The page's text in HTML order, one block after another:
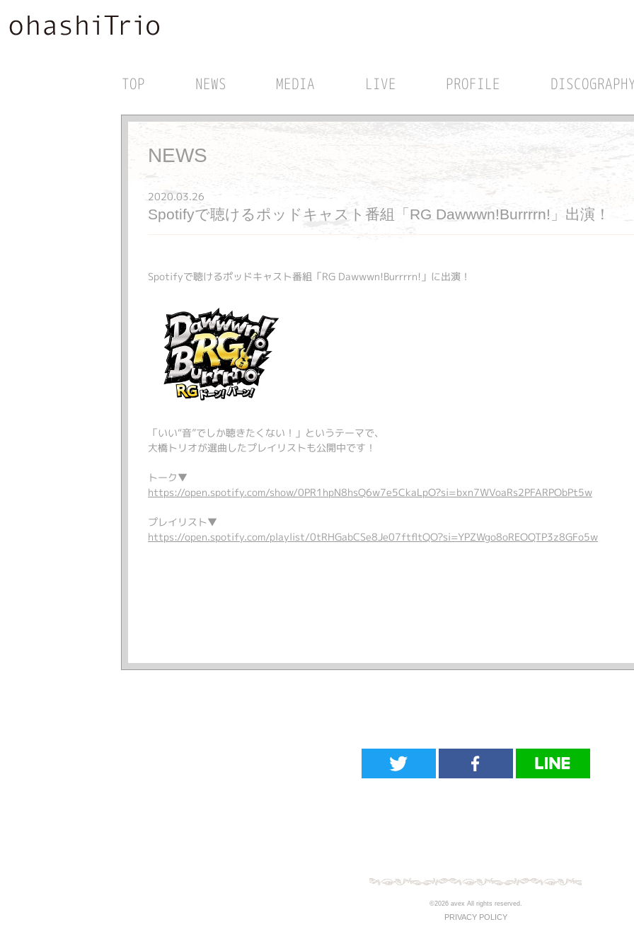
TOP NEWS MEDIA LIVE PROFILE
NEWS
2020.03.26
Spotifyで聴けるポッドキャスト番組「RG Dawwwn!Burrrrn!」出演！
Spotifyで聴けるポッドキャスト番組「RG Dawwwn!Burrrrn!」に出演！
「いい“音”でしか聴きたくない！」というテーマで、
大橋トリオが選曲したプレイリストも公開中です！
トーク▼
https://open.spotify.com/show/0PR1hpN8hsQ6w7e5CkaLpO?si=bxn7WVoaRs2PFARPObPt5w
プレイリスト▼
https://open.spotify.com/playlist/0tRHGabCSe8Je07ftfltQO?si=YPZWgo8oREOQTP3z8GFo5w
©2026 avex All rights reserved.
PRIVACY POLICY